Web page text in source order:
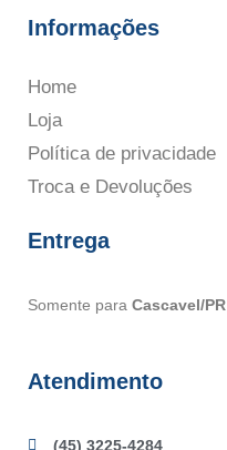
Informações
Home
Loja
Política de privacidade
Troca e Devoluções
Entrega
Somente para Cascavel/PR
Atendimento
(45) 3225-4284